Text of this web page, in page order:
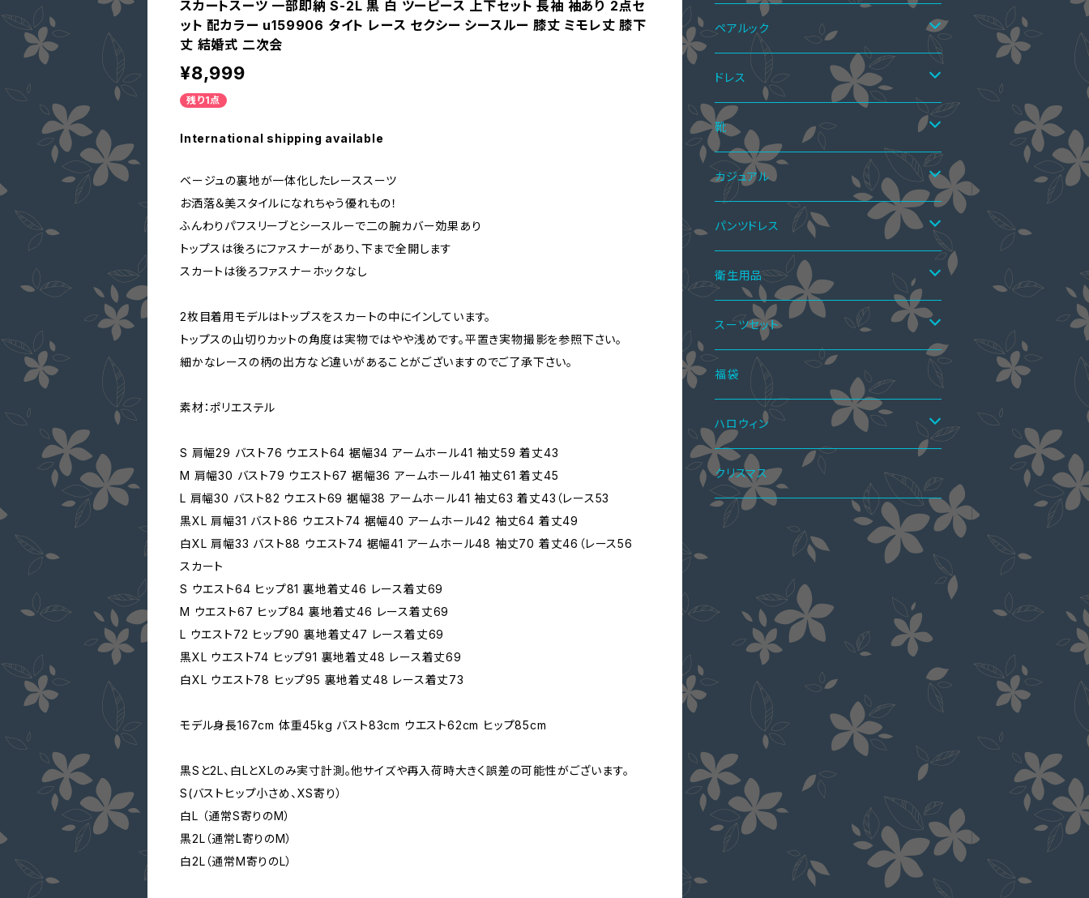
スカートスーツ 一部即納 S-2L 黒 白 ツーピース 上下セット 長袖 袖あり 2点セ
ット 配カラー u159906 タイト レース セクシー シースルー 膝丈 ミモレ丈 膝下
丈 結婚式 二次会
¥8,999
残り1点
International shipping available
ベージュの裏地が一体化したレーススーツ
お洒落＆美スタイルになれちゃう優れもの！
ふんわりパフスリーブとシースルーで二の腕カバー効果あり
トップスは後ろにファスナーがあり、下まで全開します
スカートは後ろファスナーホックなし
2枚目着用モデルはトップスをスカートの中にインしています。
トップスの山切りカットの角度は実物ではやや浅めです。平置き実物撮影を参照下さい。
細かなレースの柄の出方など違いがあることがございますのでご了承下さい。
素材：ポリエステル
S 肩幅29 バスト76 ウエスト64 裾幅34 アームホール41 袖丈59 着丈43
M 肩幅30 バスト79 ウエスト67 裾幅36 アームホール41 袖丈61 着丈45
L 肩幅30 バスト82 ウエスト69 裾幅38 アームホール41 袖丈63 着丈43（レース53
黒XL 肩幅31 バスト86 ウエスト74 裾幅40 アームホール42 袖丈64 着丈49
白XL 肩幅33 バスト88 ウエスト74 裾幅41 アームホール48 袖丈70 着丈46（レース56
スカート
S ウエスト64 ヒップ81 裏地着丈46 レース着丈69
M ウエスト67 ヒップ84 裏地着丈46 レース着丈69
L ウエスト72 ヒップ90 裏地着丈47 レース着丈69
黒XL ウエスト74 ヒップ91 裏地着丈48 レース着丈69
白XL ウエスト78 ヒップ95 裏地着丈48 レース着丈73
モデル身長167cm 体重45kg バスト83cm ウエスト62cm ヒップ85cm
黒Sと2L、白LとXLのみ実寸計測。他サイズや再入荷時大きく誤差の可能性がございます。
S(バストヒップ小さめ、XS寄り）
白L （通常S寄りのM）
黒2L（通常L寄りのM）
白2L（通常M寄りのL）
ペアルック
ペアTシャツ
ペアTシャツ&ワンピース
ペアニット
ペア上下セット
ペア水着
ペアインナー
ペアシャツ
ペアシャツ＆ワンピ
ペアパーカ
ペアマフラー
ペアアクセサリー
ドレス
ワンピース
ミニドレス
ミディアムドレス
マキシ丈ドレス
オールインワン・パンツドレス
ツーピース
スカートスーツ
パンツスーツ
ワンピーススーツ
ボレロ・ショール
パンツドレス
パーティーバッグ
ブラウス
ドレスインナー
アクセサリー
ブラストラップ
ジャケット
コート
靴
サマーブーツ
ニーハイブーツ
ロングブーツ
ハーフブーツ
ショートブーツ・ブーティー
秋ブーツ
ニーハイブーツ
ロングブーツ
ハーフブーツ
ショートブーツ・ブーティー
サンダル
レインブーツ
パンプス
ニーハイブーツ
春ブーツ
カジュアル
ワンピース
オールインワン
サロペットスカート
ツーピース
トップス
カーディガン
Tシャツ
ニット・セーター
パーカー
ボトムス
レギンス
スカート
パンツ
ジャケット
オールインワン
水着
カーディガン
ストール
パンツドレス
セットアップ
オールインワン
衛生用品
手袋
スーツセット
4点セット
2点セット
ワンピーススーツ
スカートスーツ
3点セット
5点セット
福袋
ハロウィン
ロリータ服
メイド服
クリスマス